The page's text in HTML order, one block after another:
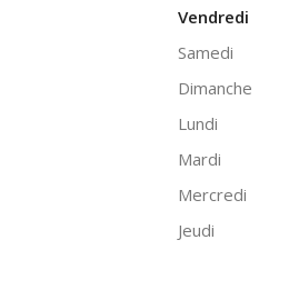
Vendredi
Samedi
Dimanche
Lundi
Mardi
Mercredi
Jeudi